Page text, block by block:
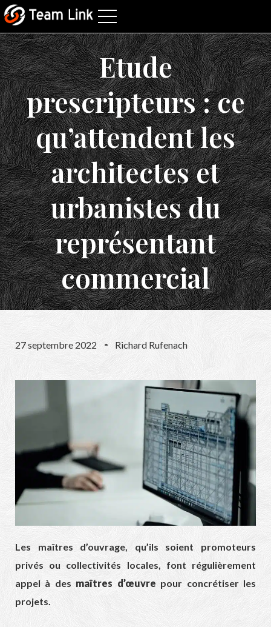
Etude
prescripteurs : ce
qu’attendent les
architectes et
urbanistes du
représentant
commercial
27 septembre 2022 Richard Rufenach
Les maîtres d’ouvrage, qu’ils soient promoteurs
privés ou collectivités locales, font régulièrement
appel à des maîtres d’œuvre pour concrétiser les
projets.